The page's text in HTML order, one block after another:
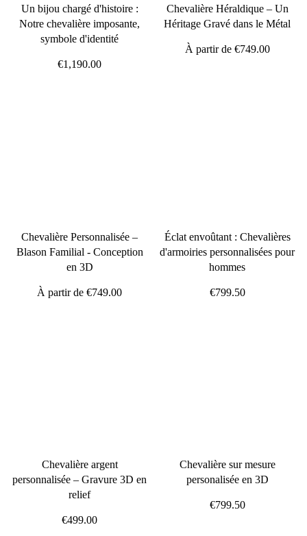
Un bijou chargé d'histoire :
Notre chevalière imposante,
symbole d'identité
€1,190.00
Chevalière Héraldique – Un
Héritage Gravé dans le Métal
À partir de €749.00
Chevalière Personnalisée –
Blason Familial - Conception
en 3D
À partir de€749.00
Éclat envoûtant : Chevalières
d'armoiries personnalisées pour
hommes
€799.50
Chevalière argent
personnalisée – Gravure 3D en
relief
€499.00
Chevalière sur mesure
personalisée en 3D
€799.50